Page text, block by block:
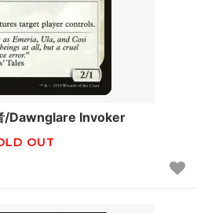
/Dawnglare Invoker
OUT